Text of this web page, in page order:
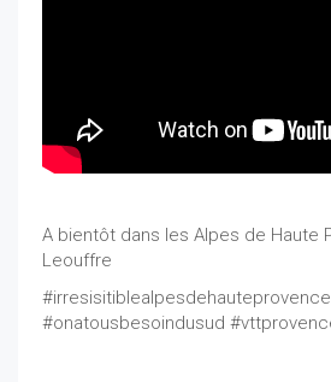
A bientôt dans les Alpes de Haute
Leouffre
#irresisitiblealpesdehauteprovence
#onatousbesoindusud